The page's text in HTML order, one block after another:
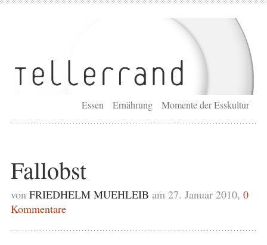
Essen Ernährung Momente der Esskultur
Fallobst
von FRIEDHELM MUEHLEIB am 27. Januar 2010, 0
Kommentare